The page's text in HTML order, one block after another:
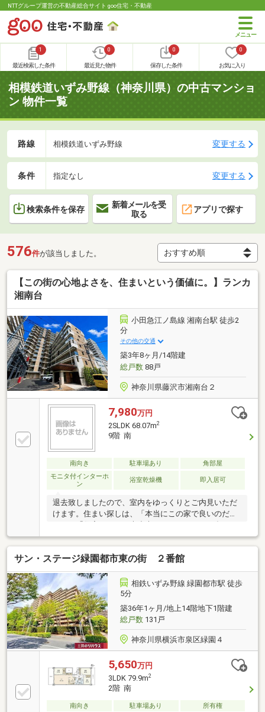
NTTグループ運営の不動産総合サイト goo住宅・不動産
1
最近検索した条件
0
最近見た物件
0
保存した条件
0
お気に入り
相模鉄道いずみ野線（神奈川県）の中古マンショ
ン 物件一覧
路線 相模鉄道いずみ野線 変更する
条件 指定なし 変更する
検索条件を保存
新着メールを受
取る
アプリで探す
576件が該当しました。
【この街の心地よさを、住まいという価値に。】ランカ
湘南台
小田急江ノ島線 湘南台駅 徒歩2
分
その他の交通
築3年8ヶ月/14階建
総戸数88戸
神奈川県藤沢市湘南台２
7,980万円
2SLDK 68.07m2
9階 南
南向き 駐車場あり
角部屋
モニタ付インターホ
ン
浴室乾燥機 即入居可
退去致しましたので、室内をゆっくりとご内見いただ
けます。住まい探しは、「本当にこの家で良いのだろ
うか」「住宅ローンは大丈夫だろうか」など、多くの
期待と不安が入り混じるものです。私たちは、まずそ
の不安なお気持ちに寄り添い、一つひとつ丁寧に解消
しながら、ご納得のいく住まい探しをお手伝いいたし
ます。住宅ローンアドバイザーによる資金計画やロー
ンシミュレーションも承っております。資料請求・ご
見学予約はお気軽にお問い合わせください。お客様の
ご状況やご都合に合わせ、全力でサポートいたしま
す。TEL：0120-46-2103
サン・ステージ緑園都市東の街 ２番館
相鉄いずみ野線 緑園都市駅 徒歩
5分
築36年1ヶ月/地上14階地下1階建
総戸数131戸
神奈川県横浜市泉区緑園４
5,650万円
3LDK 79.9m2
2階 南
南向き 駐車場あり
所有権